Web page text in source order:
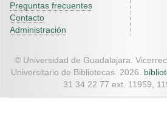
Preguntas frecuentes
Contacto
Administración
© Universidad de Guadalajara.
Universitario de Bibliotecas. 2026.
31 34 22 77 ext. 11959,